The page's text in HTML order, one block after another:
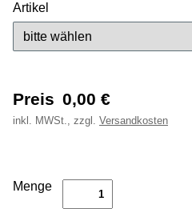
Artikel
Preis 0,00 €
inkl. MWSt., zzgl. Versandkosten
Menge